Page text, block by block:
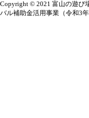
Copyright © 2021 富山の遊び
バル補助金活用事業（令和3年